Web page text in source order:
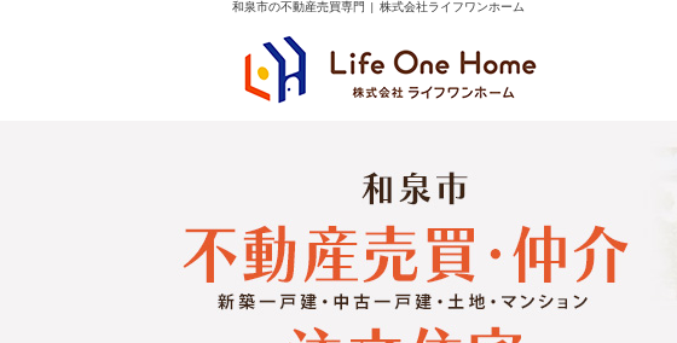
和泉市の不動産売買専門 | 株式会社ライフワンホーム